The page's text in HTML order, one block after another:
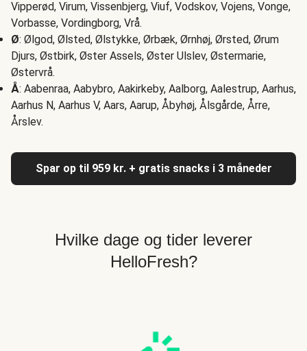
Vipperød, Virum, Vissenbjerg, Viuf, Vodskov, Vojens, Vonge,
Vorbasse, Vordingborg, Vrå.
Ø: Ølgod, Ølsted, Ølstykke, Ørbæk, Ørnhøj, Ørsted, Ørum
Djurs, Østbirk, Øster Assels, Øster Ulslev, Østermarie,
Østervrå.
Å: Aabenraa, Aabybro, Aakirkeby, Aalborg, Aalestrup, Aarhus,
Aarhus N, Aarhus V, Aars, Aarup, Åbyhøj, Ålsgårde, Årre,
Årslev.
Spar op til 959 kr. + gratis snacks i 3 måneder
Hvilke dage og tider leverer
HelloFresh?